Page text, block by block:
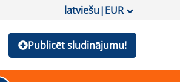
latviešu|EUR
Publicēt sludinājumu!